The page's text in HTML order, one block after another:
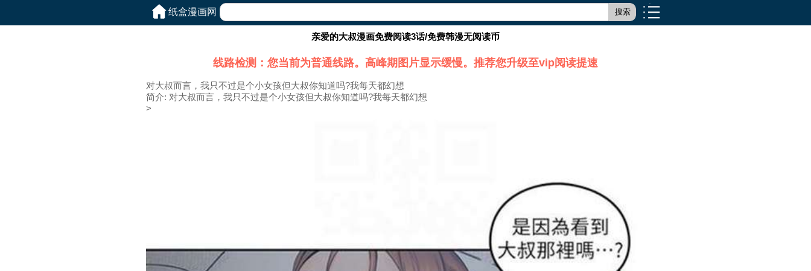
纸盒漫画网 搜索
亲爱的大叔漫画免费阅读3话/免费韩漫无阅读币
线路检测：您当前为普通线路。高峰期图片显示缓慢。推荐您升级至vip阅读提速
对大叔而言，我只不过是个小女孩但大叔你知道吗?我每天都幻想
简介: 对大叔而言，我只不过是个小女孩但大叔你知道吗?我每天都幻想
>